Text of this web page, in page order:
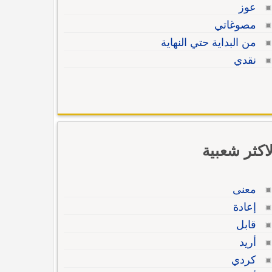
عوز
مصوغاتي
من البداية حتي النهاية
نقدي
شعبية
معنى
إعادة
قابل
أريد
كردي